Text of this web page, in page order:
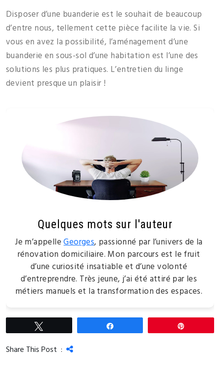
Disposer d’une buanderie est le souhait de beaucoup
d’entre nous, tellement cette pièce facilite la vie. Si
vous en avez la possibilité, l’aménagement d’une
buanderie en sous-sol d’une habitation est l’une des
solutions les plus pratiques. L’entretien du linge
devient presque un plaisir !
Quelques mots sur l'auteur
Je m’appelleGeorges, passionné par l’univers de la
rénovation domiciliaire. Mon parcours est le fruit
d’une curiosité insatiable et d’une volonté
d’entreprendre. Très jeune, j’ai été attiré par les
métiers manuels et la transformation des espaces.
Share This Post :